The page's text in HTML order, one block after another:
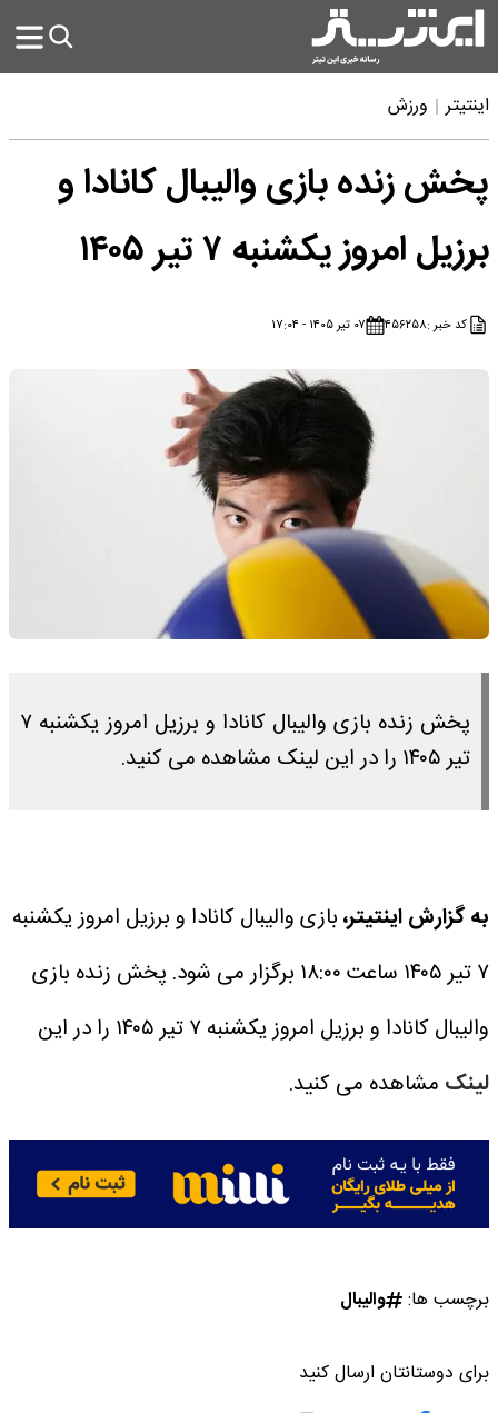
اینتیتر ورزش
پخش زنده بازی والیبال کانادا و
برزیل امروز یکشنبه ۷ تیر ۱۴۰۵
کد خبر :۴۵۶۲۵۸ ۰۷ تیر ۱۴۰۵ - ۱۷:۰۴
پخش زنده بازی والیبال کانادا و برزیل امروز یکشنبه ۷
تیر ۱۴۰۵ را در این لینک مشاهده می کنید.
به گزارش اینتیتر،بازی والیبال کانادا و برزیل امروز یکشنبه
۷ تیر ۱۴۰۵ ساعت ۱۸:۰۰ برگزار می شود.
پخش زنده بازی
والیبال کانادا و برزیل امروز یکشنبه ۷ تیر ۱۴۰۵ را در این
لینک مشاهده می کنید.
برچسب ها: والیبال
برای دوستانتان ارسال کنید